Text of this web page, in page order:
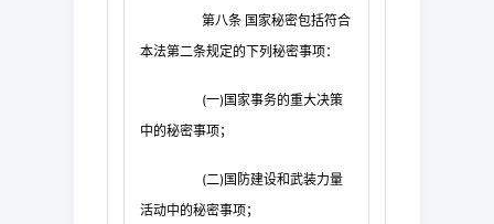
第八条 国家秘密包括符合
本法第二条规定的下列秘密事项：
(一) 国家事务的重大决策
中的秘密事项；
(二) 国防建设和武装力量
活动中的秘密事项；